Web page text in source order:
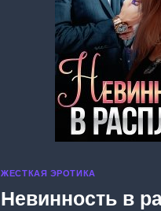
ЖЕСТКАЯ ЭРОТИКА
Невинность в